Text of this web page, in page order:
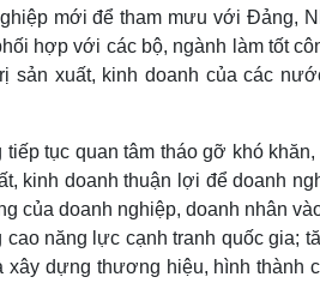
mới để tham mưu với Đảng,
hợp với các bộ, ngành làm tốt
sản xuất, kinh doanh của các
tục quan tâm tháo gỡ khó
kinh doanh thuận lợi để doanh
của doanh nghiệp, doanh nhân
năng lực cạnh tranh quốc gia;
dựng thương hiệu, hình thành